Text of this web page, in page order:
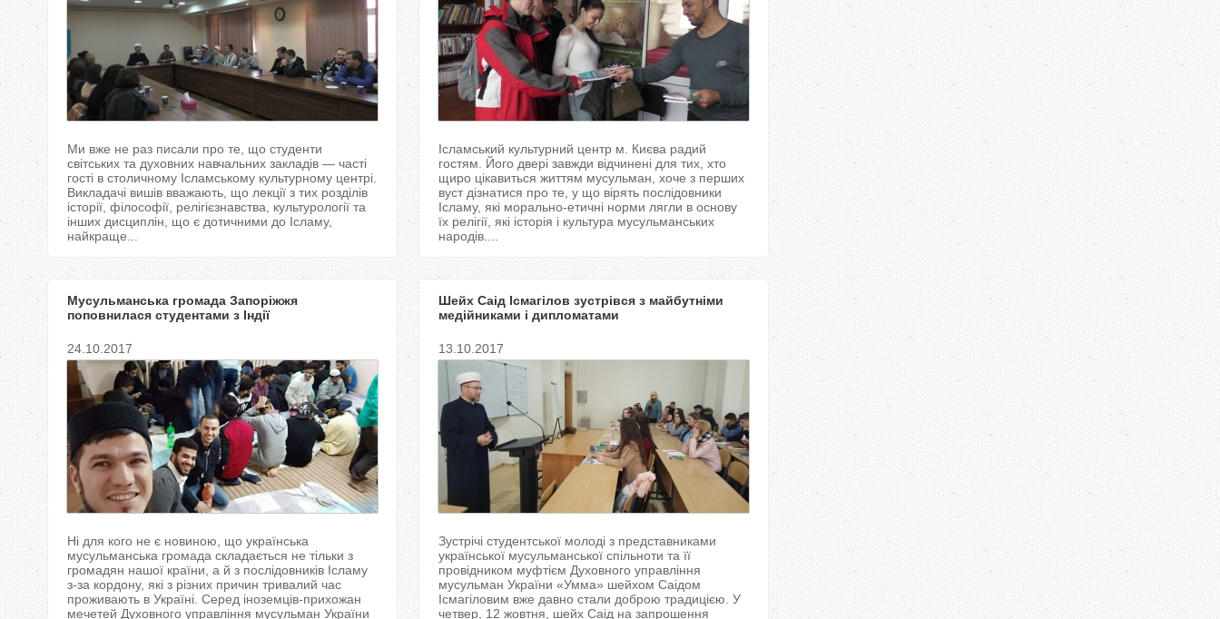
Ми вже не раз писали про те, що студенти
світських та духовних навчальних закладів — часті
гості в столичному Ісламському культурному центрі.
Викладачі вишів вважають, що лекції з тих розділів
історії, філософії, релігієзнавства, культурології та
інших дисциплін, що є дотичними до Ісламу,
найкраще...
Ісламський культурний центр м. Києва радий
гостям. Його двері завжди відчинені для тих, хто
щиро цікавиться життям мусульман, хоче з перших
вуст дізнатися про те, у що вірять послідовники
Ісламу, які морально-етичні норми лягли в основу
їх релігії, які історія і культура мусульманських
народів....
Мусульманська громада Запоріжжя
поповнилася студентами з Індії
24.10.2017
Ні для кого не є новиною, що українська
мусульманська громада складається не тільки з
громадян нашої країни, а й з послідовників Ісламу
з-за кордону, які з різних причин тривалий час
проживають в Україні. Серед іноземців-прихожан
мечетей Духовного управління мусульман України
Шейх Саід Ісмагілов зустрівся з майбутніми
медійниками і дипломатами
13.10.2017
Зустрічі студентської молоді з представниками
української мусульманської спільноти та її
провідником муфтієм Духовного управління
мусульман України «Умма» шейхом Саідом
Ісмагіловим вже давно стали доброю традицією. У
четвер, 12 жовтня, шейх Саід на запрошення